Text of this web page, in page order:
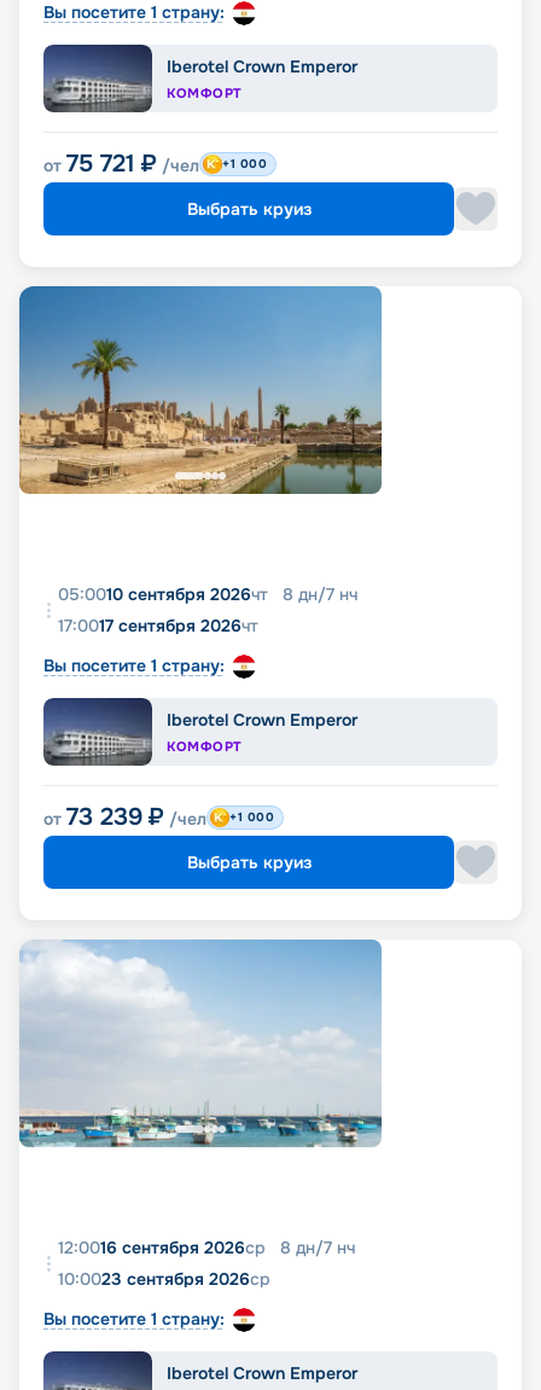
Вы посетите 1 страну:
Iberotel Crown Emperor
КОМФОРТ
от 75 721 ₽ /чел +1 000
Выбрать круиз
05:0010 сентября 2026чт 8 дн/7 нч
17:0017 сентября 2026чт
Вы посетите 1 страну:
Iberotel Crown Emperor
КОМФОРТ
от 73 239 ₽ /чел +1 000
Выбрать круиз
12:0016 сентября 2026ср 8 дн/7 нч
10:0023 сентября 2026ср
Вы посетите 1 страну:
Iberotel Crown Emperor